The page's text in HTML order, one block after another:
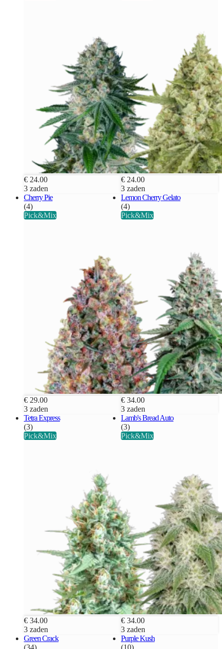
€ 24.00
3 zaden
€ 24.00
3 zaden
Cherry Pie
(4)
Pick&Mix
€ 29.00
3 zaden
Lemon Cherry Gelato
(4)
Pick&Mix
€ 34.00
3 zaden
Tetra Express
(3)
Pick&Mix
€ 34.00
3 zaden
Lamb's Bread Auto
(3)
Pick&Mix
€ 34.00
3 zaden
Green Crack
(34)
Purple Kush
(10)